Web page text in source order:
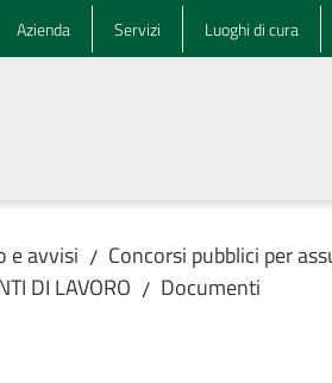
Azienda Servizi Luoghi di cura
e avvisi / Concorsi pubblici per
DI LAVORO / Documenti